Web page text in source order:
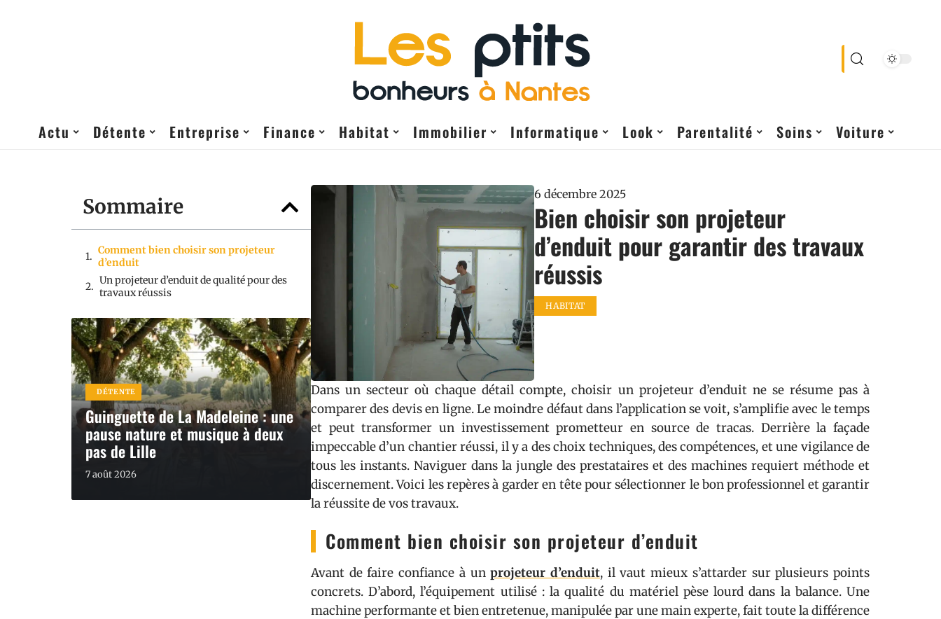
Actu Détente Entreprise Finance Habitat Immobilier Informatique Look Parentalité Soins Voiture
Sommaire
Comment bien choisir son projeteur
d’enduit
Un projeteur d’enduit de qualité pour des
travaux réussis
DÉTENTE
Guinguette de La Madeleine : une
pause nature et musique à deux
pas de Lille
7 août 2026
6 décembre 2025
Bien choisir son projeteur
d’enduit pour garantir des travaux
réussis
HABITAT
Dans un secteur où chaque détail compte, choisir un projeteur d’enduit ne se résume pas à
comparer des devis en ligne. Le moindre défaut dans l’application se voit, s’amplifie avec le temps
et peut transformer un investissement prometteur en source de tracas. Derrière la façade
impeccable d’un chantier réussi, il y a des choix techniques, des compétences, et une vigilance de
tous les instants. Naviguer dans la jungle des prestataires et des machines requiert méthode et
discernement. Voici les repères à garder en tête pour sélectionner le bon professionnel et garantir
la réussite de vos travaux.
Comment bien choisir son projeteur d’enduit
Avant de faire confiance à unprojeteur d’enduit, il vaut mieux s’attarder sur plusieurs points
concrets. D’abord, l’équipement utilisé : la qualité du matériel pèse lourd dans la balance. Une
machine performante et bien entretenue, manipulée par une main experte, fait toute la différence